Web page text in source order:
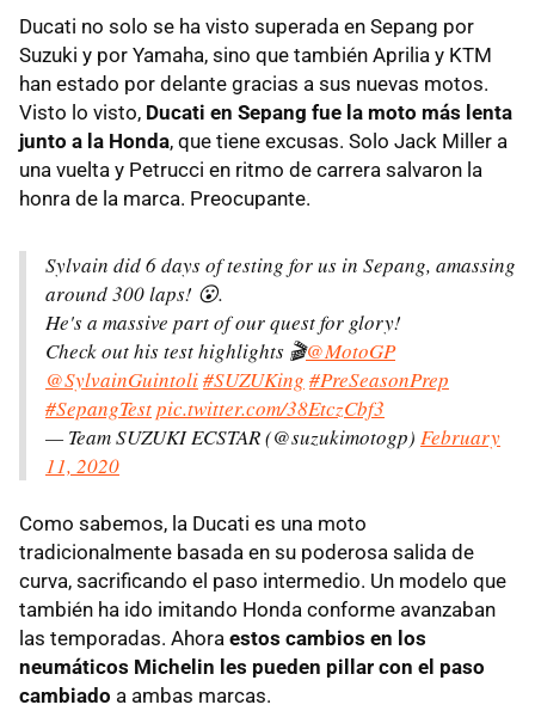
Ducati no solo se ha visto superada en Sepang por
Suzuki y por Yamaha, sino que también Aprilia y KTM
han estado por delante gracias a sus nuevas motos.
Visto lo visto, Ducati en Sepang fue la moto más lenta
junto a la Honda, que tiene excusas. Solo Jack Miller a
una vuelta y Petrucci en ritmo de carrera salvaron la
honra de la marca. Preocupante.
Sylvain did 6 days of testing for us in Sepang, amassing
around 300 laps! 😮.
He's a massive part of our quest for glory!
Check out his test highlights 🎬@MotoGP
@SylvainGuintoli#SUZUKing #PreSeasonPrep
#SepangTestpic.twitter.com/38EtczCbf3
— Team SUZUKI ECSTAR (@suzukimotogp) February
11, 2020
Como sabemos, la Ducati es una moto
tradicionalmente basada en su poderosa salida de
curva, sacrificando el paso intermedio. Un modelo que
también ha ido imitando Honda conforme avanzaban
las temporadas. Ahora estos cambios en los
neumáticos Michelin les pueden pillar con el paso
cambiado a ambas marcas.